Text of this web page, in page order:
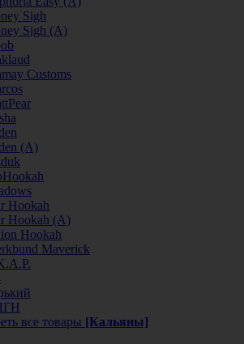
Sigh
Sigh (А)
Customs
(А)
Hookah
Hookah (А)
Hookah
Maverick
все товары [Кальяны]